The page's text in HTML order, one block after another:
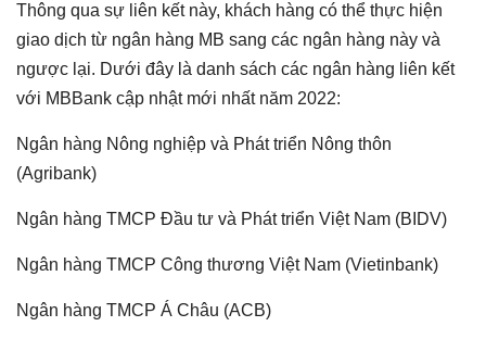
Thông qua sự liên kết này, khách hàng có thể thực hiện
giao dịch từ ngân hàng MB sang các ngân hàng này và
ngược lại. Dưới đây là danh sách các ngân hàng liên kết
với MBBank cập nhật mới nhất năm 2022:
Ngân hàng Nông nghiệp và Phát triển Nông thôn
(Agribank)
Ngân hàng TMCP Đầu tư và Phát triển Việt Nam (BIDV)
Ngân hàng TMCP Công thương Việt Nam (Vietinbank)
Ngân hàng TMCP Á Châu (ACB)